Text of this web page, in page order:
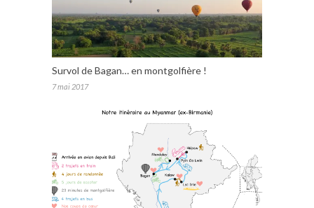
Survol de Bagan… en montgolfière !
7 mai 2017